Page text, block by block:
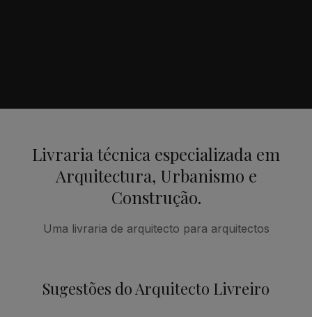
Livraria técnica especializada em
Arquitectura, Urbanismo e
Construção.
Uma livraria de arquitecto para arquitectos
Sugestões do Arquitecto Livreiro